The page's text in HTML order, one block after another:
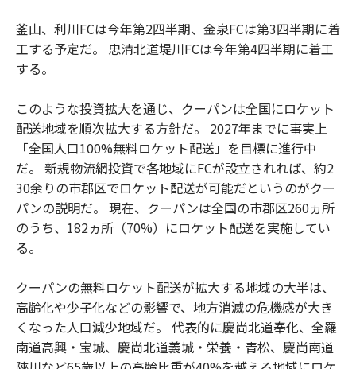
釜山、利川FCは今年第2四半期、金泉FCは第3四半期に着
工する予定だ。 忠清北道堤川FCは今年第4四半期に着工
する。
このような投資拡大を通じ、クーパンは全国にロケット
配送地域を順次拡大する方針だ。 2027年までに事実上
「全国人口100%無料ロケット配送」を目標に進行中
だ。 新規物流網投資で各地域にFCが設立されれば、約2
30余りの市郡区でロケット配送が可能だというのがクー
パンの説明だ。 現在、クーパンは全国の市郡区260ヵ所
のうち、182ヵ所（70%）にロケット配送を実施してい
る。
クーパンの無料ロケット配送が拡大する地域の大半は、
高齢化や少子化などの影響で、地方消滅の危機感が大き
くなった人口減少地域だ。 代表的に慶尚北道奉化、全羅
南道高興・宝城、慶尚北道義城・栄養・青松、慶尚南道